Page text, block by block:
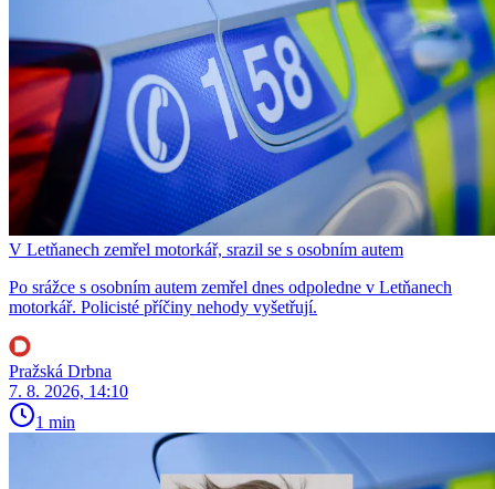
V Letňanech zemřel motorkář, srazil se s osobním autem
Po srážce s osobním autem zemřel dnes odpoledne v Letňanech
motorkář. Policisté příčiny nehody vyšetřují.
Pražská Drbna
7. 8. 2026, 14:10
1 min